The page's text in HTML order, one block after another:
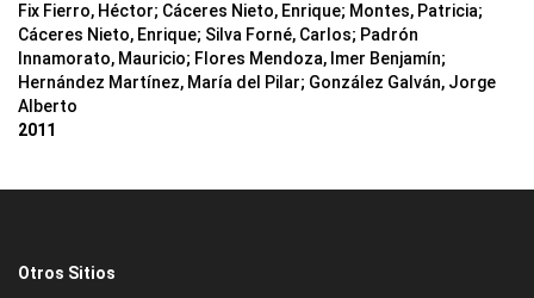
Fix Fierro, Héctor; Cáceres Nieto, Enrique; Montes, Patricia;
Cáceres Nieto, Enrique; Silva Forné, Carlos; Padrón
Innamorato, Mauricio; Flores Mendoza, Imer Benjamín;
Hernández Martínez, María del Pilar; González Galván, Jorge
Alberto
2011
Otros Sitios